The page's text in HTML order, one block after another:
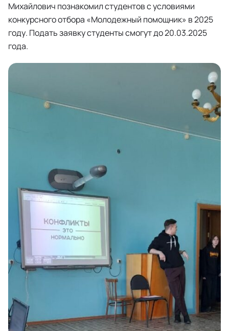
Михайлович познакомил студентов с условиями
конкурсного отбора «Молодежный помощник» в 2025
году. Подать заявку студенты смогут до 20.03.2025
года.